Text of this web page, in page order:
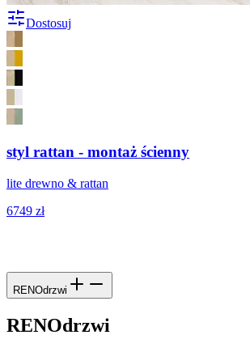
Dostosuj
styl rattan - montaż ścienny
lite drewno & rattan
6749 zł
RENOdrzwi
RENOdrzwi